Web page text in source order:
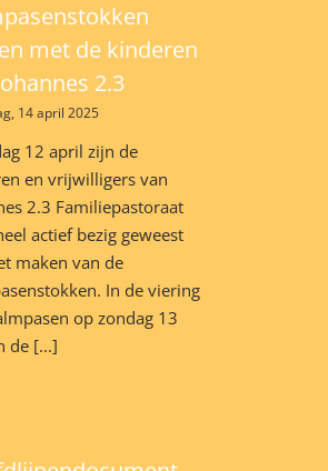
met de kinderen
2.3
14 april 2025
12 april zijn de
en vrijwilligers van
2.3 Familiepastoraat
actief bezig geweest
maken van de
In de viering
op zondag 13
de [...]